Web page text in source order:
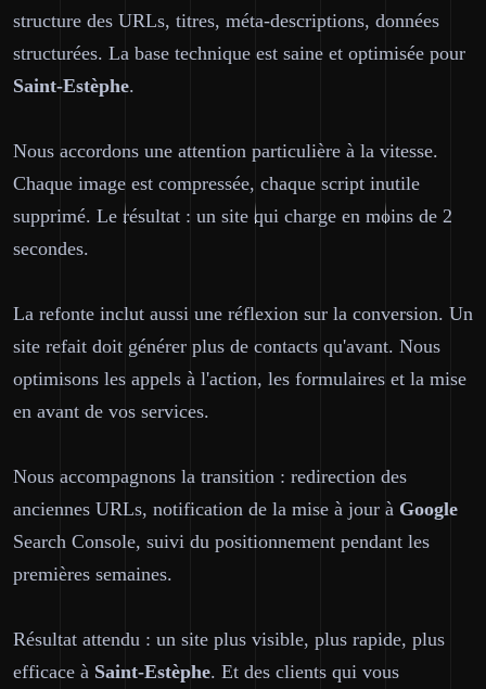
structure des URLs, titres, méta-descriptions, données
structurées. La base technique est saine et optimisée pour
Saint-Estèphe.
Nous accordons une attention particulière à la vitesse.
Chaque image est compressée, chaque script inutile
supprimé. Le résultat : un site qui charge en moins de 2
secondes.
La refonte inclut aussi une réflexion sur la conversion. Un
site refait doit générer plus de contacts qu'avant. Nous
optimisons les appels à l'action, les formulaires et la mise
en avant de vos services.
Nous accompagnons la transition : redirection des
anciennes URLs, notification de la mise à jour à Google
Search Console, suivi du positionnement pendant les
premières semaines.
Résultat attendu : un site plus visible, plus rapide, plus
efficace à Saint-Estèphe. Et des clients qui vous